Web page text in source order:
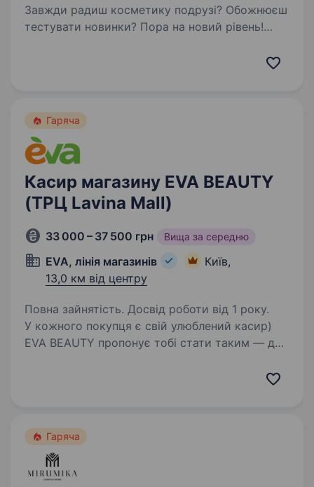
Завжди радиш косметику подрузі? Обожнюєш
тестувати новинки? Пора на новий рівень!
Гаряча
Касир магазину EVA BEAUTY
(ТРЦ Lavina Mall)
33 000 – 37 500 грн Вища за середню
EVA, лінія магазинів
Київ,
13,0 км від центру
Повна зайнятість. Досвід роботи від 1 року.
У кожного покупця є свій улюблений касир)
EVA BEAUTY пропонує тобі стати таким — для
Гаряча